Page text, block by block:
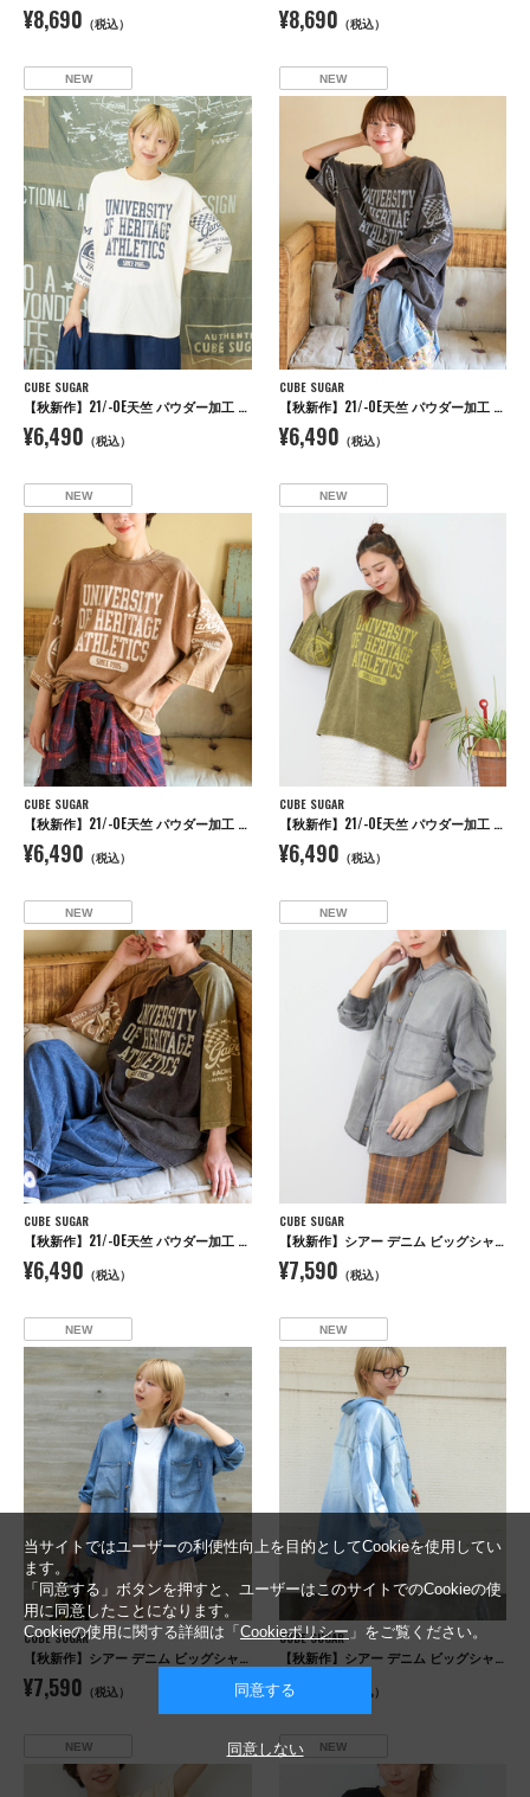
¥8,690 （税込） ¥8,690 （税込）
NEW
CUBE SUGAR
【秋新作】21/-OE天竺 パウダー加工 ラグラン 6分袖 ロゴプリント Tシャツ
¥6,490 （税込）
NEW
CUBE SUGAR
【秋新作】21/-OE天竺 パウダー加工 ラグラン 6分袖 ロゴプリント Tシャツ
¥6,490 （税込）
NEW
CUBE SUGAR
【秋新作】21/-OE天竺 パウダー加工 ラグラン 6分袖 ロゴプリント Tシャツ
¥6,490 （税込）
NEW
CUBE SUGAR
【秋新作】21/-OE天竺 パウダー加工 ラグラン 6分袖 ロゴプリント Tシャツ
¥6,490 （税込）
NEW
CUBE SUGAR
【秋新作】21/-OE天竺 パウダー加工 ラグラン 6分袖 ロゴプリント Tシャツ
¥6,490 （税込）
NEW
CUBE SUGAR
【秋新作】シアー デニム ビッグシャツ
¥7,590 （税込）
NEW
CUBE SUGAR
¥7,590 （税込）
NEW
CUBE SUGAR
¥7,590 （税込）
NEW NEW
当サイトではユーザーの利便性向上を目的としてCookieを使用してい
ます。
「同意する」ボタンを押すと、ユーザーはこのサイトでのCookieの使
用に同意したことになります。
Cookieの使用に関する詳細は「 Cookieポリシー 」をご覧ください。
同意する
同意しない